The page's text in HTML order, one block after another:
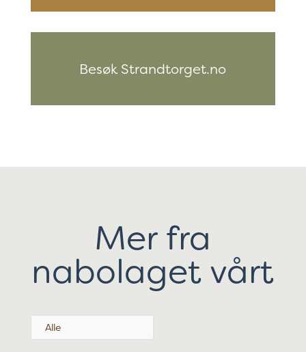
Besøk Strandtorget.no
Mer fra
nabolaget vårt
Alle